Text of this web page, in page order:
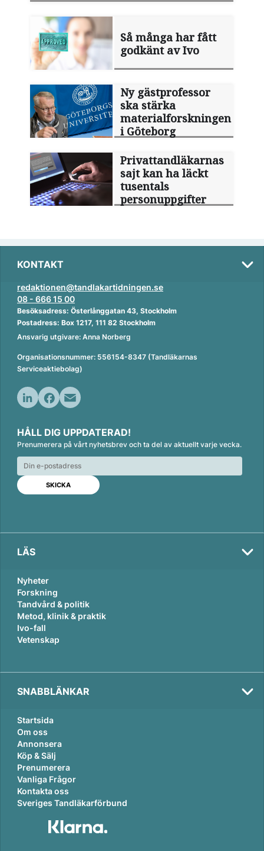
Så många har fått
godkänt av Ivo
Ny gästprofessor
ska stärka
materialforskningen
i Göteborg
Privattandläkarnas
sajt kan ha läckt
tusentals
personuppgifter
KONTAKT
redaktionen@tandlakartidningen.se
08 - 666 15 00
Besöksadress: Österlånggatan 43, Stockholm
Postadress: Box 1217, 111 82 Stockholm
Ansvarig utgivare: Anna Norberg
Organisationsnummer: 556154-8347 (Tandläkarnas
Serviceaktiebolag)
n
k
e
d
n
c
e
b
o
o
k
a
i
l
HÅLL DIG UPPDATERAD!
Prenumerera på vårt nyhetsbrev och ta del av aktuellt varje vecka.
LÄS
Nyheter
Forskning
Tandvård & politik
Metod, klinik & praktik
Ivo-fall
Vetenskap
SNABBLÄNKAR
Startsida
Om oss
Annonsera
Köp & Sälj
Prenumerera
Vanliga Frågor
Kontakta oss
Sveriges Tandläkarförbund